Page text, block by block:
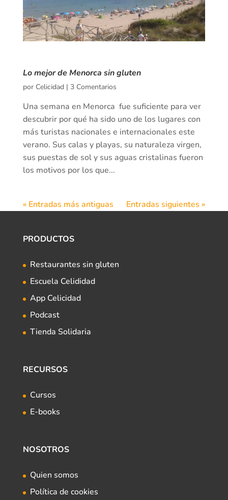
Lo mejor de Menorca sin gluten
por Celicidad| 3 Comentarios
Una semana en Menorca fue suficiente para ver
descubrir por qué ha sido uno de los lugares con
más turistas nacionales e internacionales este
verano. Sus calas y playas, su naturaleza virgen,
sus puestas de sol y sus aguas cristalinas fueron
los motivos por los que...
« Entradas más antiguas Entradas siguientes »
PRODUCTOS
Restaurantes sin gluten
Escuela Celididad
App Celicidad
Podcast
Tienda Solidaria
RECURSOS
Cursos
E-books
NOSOTROS
Quien somos
Política de cookies